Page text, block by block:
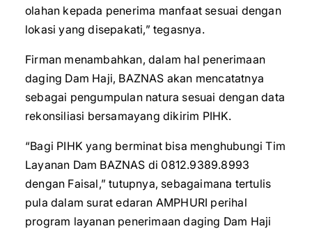
olahan kepada penerima manfaat sesuai dengan
lokasi yang disepakati,” tegasnya.
Firman menambahkan, dalam hal penerimaan
daging Dam Haji, BAZNAS akan mencatatnya
sebagai pengumpulan natura sesuai dengan data
rekonsiliasi bersamayang dikirim PIHK.
“Bagi PIHK yang berminat bisa menghubungi Tim
Layanan Dam BAZNAS di 0812.9389.8993
dengan Faisal,” tutupnya, sebagaimana tertulis
pula dalam surat edaran AMPHURI perihal
program layanan penerimaan daging Dam Haji